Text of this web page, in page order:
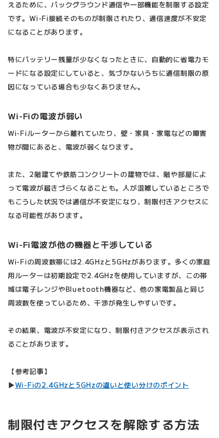
えるために、バックグラウンド通信や一部機能を制限する設定
です。Wi-Fi接続そのものが制限されたり、通信速度が不安定
になることがあります。
特にバッテリー残量が少なくなったときに、自動的に省電力モ
ードになる設定にしていると、気づかないうちに通信制限の原
因になっている場合も少なくありません。
Wi-Fiの電波が弱い
Wi-Fiルーターから離れていたり、壁・家具・家電などの障害
物が間にあると、電波が弱くなります。
また、2階建てや鉄筋コンクリートの建物では、階や部屋によ
って電波が届きづらくなることも。人が混雑しているところで
もこうした状況では通信が不安定になり、制限付きアクセスに
なる可能性があります。
Wi-Fi電波が他の機器と干渉している
Wi-Fiの周波数帯には2.4GHzと5GHzがあります。多くの家庭
用ルーターは初期設定で2.4GHzを使用していますが、この帯
域は電子レンジやBluetooth機器など、他の家電製品と同じ
周波数を使っているため、干渉が発生しやすいです。
その結果、電波が不安定になり、制限付きアクセスが表示され
ることがあります。
【参考記事】
▶Wi-Fiの2.4GHzと5GHzの違いと使い分けのポイント
制限付きアクセスを解除する方法